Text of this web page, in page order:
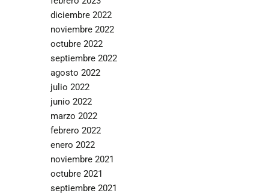
diciembre 2022
noviembre 2022
octubre 2022
septiembre 2022
agosto 2022
julio 2022
junio 2022
marzo 2022
febrero 2022
enero 2022
noviembre 2021
octubre 2021
septiembre 2021